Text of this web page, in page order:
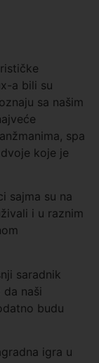
a bili su
sa našim
spa
koje je
sajma su na
i u raznim
saradnik
naši
budu
igra u